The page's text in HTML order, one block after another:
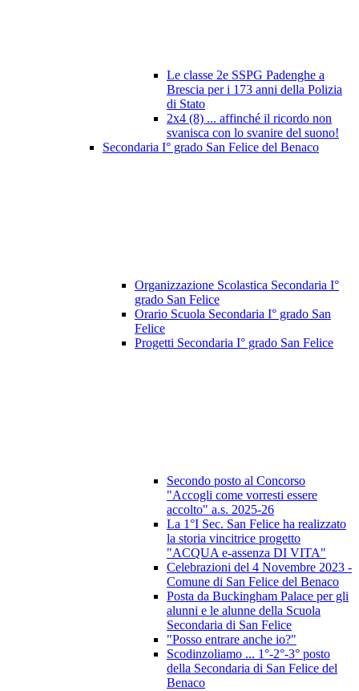
Le classe 2e SSPG Padenghe a
Brescia per i 173 anni della Polizia
di Stato
2x4 (8) ... affinché il ricordo non
svanisca con lo svanire del suono!
Secondaria I° grado San Felice del Benaco
Organizzazione Scolastica Secondaria I°
grado San Felice
Orario Scuola Secondaria I° grado San
Felice
Progetti Secondaria I° grado San Felice
Secondo posto al Concorso
"Accogli come vorresti essere
accolto" a.s. 2025-26
La 1°I Sec. San Felice ha realizzato
la storia vincitrice progetto
"ACQUA e-assenza DI VITA"
Celebrazioni del 4 Novembre 2023 -
Comune di San Felice del Benaco
Posta da Buckingham Palace per gli
alunni e le alunne della Scuola
Secondaria di San Felice
"Posso entrare anche io?"
Scodinzoliamo ... 1°-2°-3° posto
della Secondaria di San Felice del
Benaco